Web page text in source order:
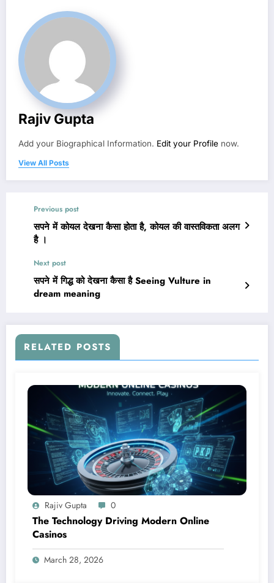
Rajiv Gupta
Add your Biographical Information. Edit your Profile now.
View All Posts
Previous post
सपने में कोयल देखना कैसा होता है, कोयल की वास्तविकता अलग
है ।
Next post
सपने में गिद्ध को देखना कैसा है Seeing Vulture in
dream meaning
RELATED POSTS
Rajiv Gupta 0
The Technology Driving Modern Online
Casinos
March 28, 2026